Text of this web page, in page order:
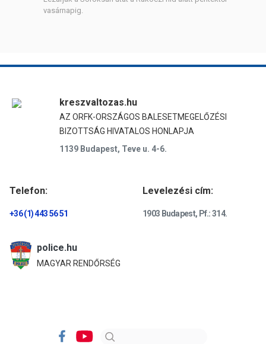
vasárnapig.
kreszvaltozas.hu
AZ ORFK-ORSZÁGOS BALESETMEGELŐZÉSI
BIZOTTSÁG HIVATALOS HONLAPJA
1139 Budapest, Teve u. 4-6.
Telefon:
+36 (1) 443 56 51
Levelezési cím:
1903 Budapest, Pf.: 314.
police.hu
MAGYAR RENDŐRSÉG